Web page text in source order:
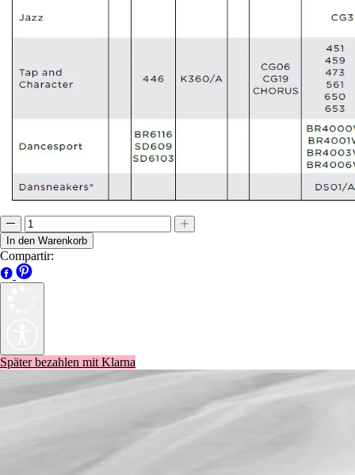
In den Warenkorb
Compartir:
Später bezahlen mit Klarna